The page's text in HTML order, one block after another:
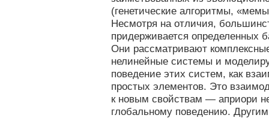
(генетические алгоритмы,
Несмотря на отличия,
придерживается определенных
Они рассматривают
нелинейные системы и
поведение этих систем, как
простых элементов. Это
к новым свойствам — априори
глобальному поведению.